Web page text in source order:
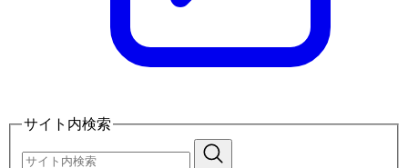
サイト内検索